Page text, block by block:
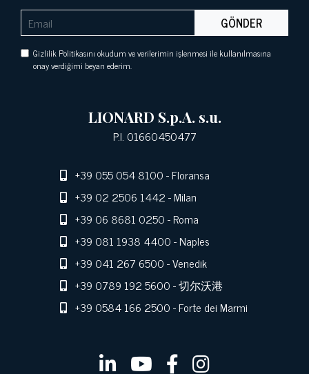
GÖNDER
Gizlilik Politikasını okudum ve verilerimin işlenmesi ile kullanılmasına
onay verdiğimi beyan ederim.
LIONARD S.p.A. s.u.
P.I. 01660450477
+39 055 054 8100- Floransa
+39 02 2506 1442- Milan
+39 06 8681 0250- Roma
+39 081 1938 4400- Naples
+39 041 267 6500- Venedik
+39 0789 192 5600- 切尔沃港
+39 0584 166 2500- Forte dei Marmi